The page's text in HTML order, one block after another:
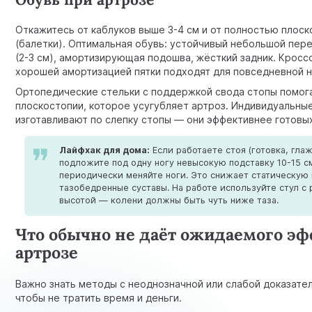
Откажитесь от каблуков выше 3-4 см и от полностью
(балетки). Оптимальная обувь: устойчивый небольшой
(2-3 см), амортизирующая подошва, жёсткий задник.
хорошей амортизацией пятки подходят для повседневной
Ортопедические стельки с поддержкой свода стопы
плоскостопии, которое усугубляет артроз.
изготавливают по слепку стопы — они эффективнее
Лайфхак для дома: Если работаете стоя (готовка,
подложите под одну ногу невысокую подставку 10-15
периодически меняйте ноги. Это снижает статическую
тазобедренные суставы. На работе используйте стул с
высотой — колени должны быть чуть ниже таза.
Что обычно не даёт ожидаемого
артрозе
Важно знать методы с неоднозначной или слабой
чтобы не тратить время и деньги.